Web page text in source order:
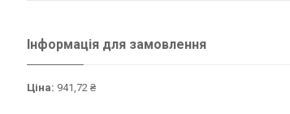
Інформація для замовлення
Ціна: 941,72 ₴